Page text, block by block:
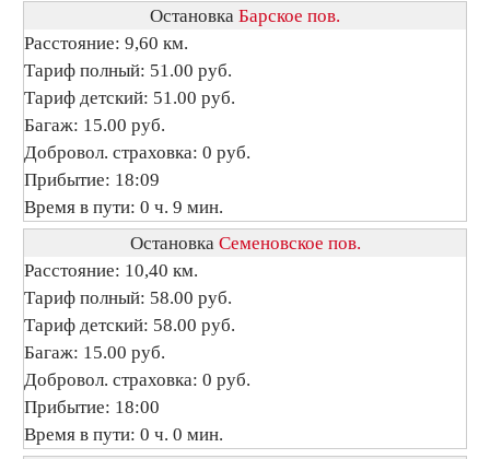
Остановка Барское пов.
Расстояние: 9,60 км.
Тариф полный: 51.00 руб.
Тариф детский: 51.00 руб.
Багаж: 15.00 руб.
Добровол. страховка: 0 руб.
Прибытие: 18:09
Время в пути: 0 ч. 9 мин.
Остановка Семеновское пов.
Расстояние: 10,40 км.
Тариф полный: 58.00 руб.
Тариф детский: 58.00 руб.
Багаж: 15.00 руб.
Добровол. страховка: 0 руб.
Прибытие: 18:00
Время в пути: 0 ч. 0 мин.